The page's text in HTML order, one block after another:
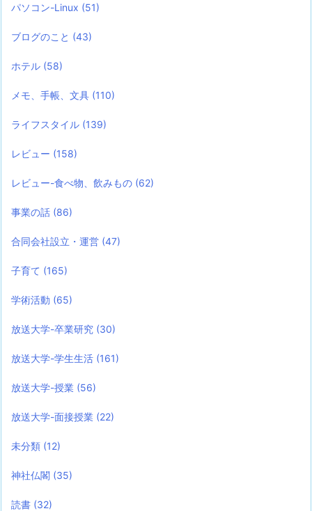
パソコン-Linux (51)
ブログのこと (43)
ホテル (58)
メモ、手帳、文具 (110)
ライフスタイル (139)
レビュー (158)
レビュー-食べ物、飲みもの (62)
事業の話 (86)
合同会社設立・運営 (47)
子育て (165)
学術活動 (65)
放送大学-卒業研究 (30)
放送大学-学生生活 (161)
放送大学-授業 (56)
放送大学-面接授業 (22)
未分類 (12)
神社仏閣 (35)
読書 (32)